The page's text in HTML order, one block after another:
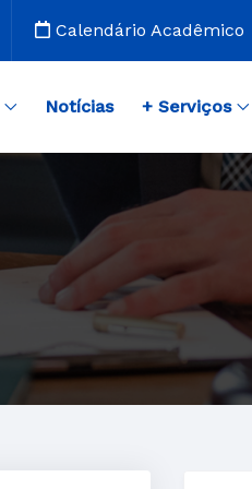
Calendário Acadêmico
Notícias + Serviços